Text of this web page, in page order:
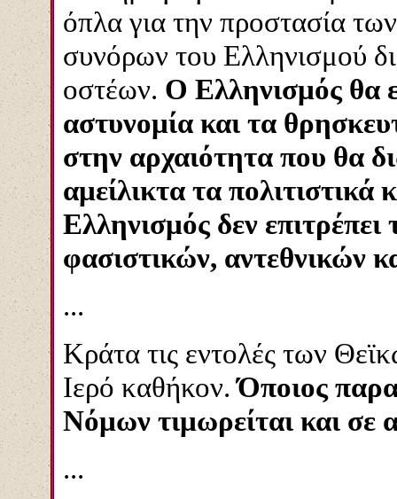
όπλα για την προστασία
συνόρων του Ελληνισμού
οστέων. Ο Ελληνισμός θα
αστυνομία και τα
στην αρχαιότητα που θα
αμείλικτα τα
Ελληνισμός δεν
φασιστικών, αντεθνικών
...
Κράτα τις εντολές των
Ιερό καθήκον.Όποιος
Νόμων τιμωρείται και σε
...